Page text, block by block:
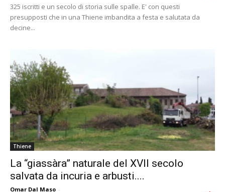
325 iscritti e un secolo di storia sulle spalle. E' con questi
presupposti che in una Thiene imbandita a festa e salutata da
decine...
Thiene
La “giassàra” naturale del XVII secolo
salvata da incuria e arbusti....
Omar Dal Maso -